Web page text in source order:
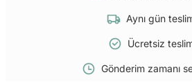
Aynı gün
Ücretsiz
Gönderim zamanı